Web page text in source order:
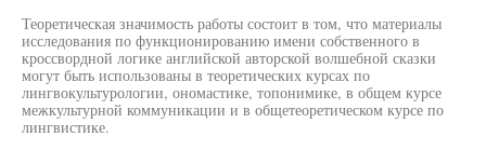
Теоретическая значимость работы состоит в том, что материалы
исследования по функционированию имени собственного в
кроссвордной логике английской авторской волшебной сказки
могут быть использованы в теоретических курсах по
лингвокультурологии, ономастике, топонимике, в общем курсе
межкультурной коммуникации и в общетеоретическом курсе по
лингвистике.